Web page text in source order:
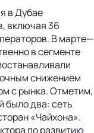
в Дубае
включая 36
В марте—
в сегменте
снижением
с рынка. Отметим,
было два: сеть
«Чайхона».
по развитию